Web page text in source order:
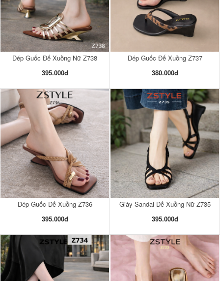
Dép Guốc Đế Xuồng Nữ Z738
395.000đ
Dép Guốc Đế Xuồng Z737
380.000đ
Dép Guốc Đế Xuồng Z736
395.000đ
Giày Sandal Đế Xuồng Nữ Z735
395.000đ